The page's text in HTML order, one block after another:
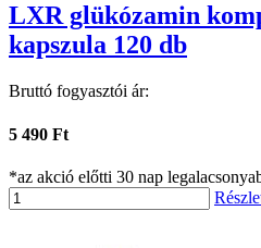
LXR glükózamin
kapszula 120 db
Bruttó fogyasztói ár:
5 490 Ft
*az akció előtti 30 nap